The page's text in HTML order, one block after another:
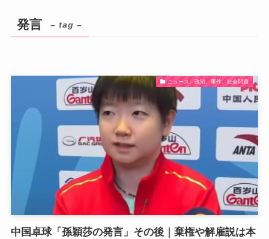
発言 – tag –
ニュース、政治、事件、社会問題
中国卓球「孫穎莎の発言」その後｜棄権や解雇説は本